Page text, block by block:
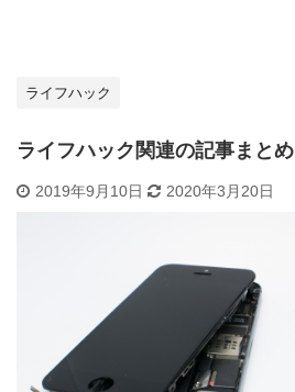
ライフハック
ライフハック関連の記事まとめ
2019年9月10日 2020年3月20日